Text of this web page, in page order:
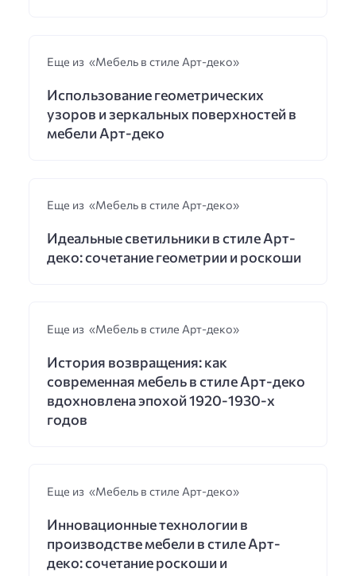
Еще из «Мебель в стиле Арт-деко»
Использование геометрических
узоров и зеркальных поверхностей в
мебели Арт-деко
Еще из «Мебель в стиле Арт-деко»
Идеальные светильники в стиле Арт-
деко: сочетание геометрии и роскоши
Еще из «Мебель в стиле Арт-деко»
История возвращения: как
современная мебель в стиле Арт-деко
вдохновлена эпохой 1920-1930-х
годов
Еще из «Мебель в стиле Арт-деко»
Инновационные технологии в
производстве мебели в стиле Арт-
деко: сочетание роскоши и